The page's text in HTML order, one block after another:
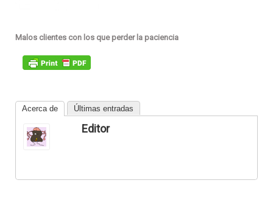
Malos clientes con los que perder la paciencia
Acerca de Últimas entradas
Editor